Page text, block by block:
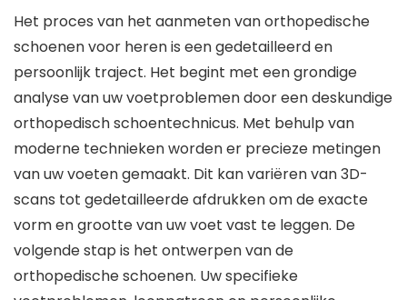
Het proces van het aanmeten van orthopedische
schoenen voor heren is een gedetailleerd en
persoonlijk traject. Het begint met een grondige
analyse van uw voetproblemen door een deskundige
orthopedisch schoentechnicus. Met behulp van
moderne technieken worden er precieze metingen
van uw voeten gemaakt. Dit kan variëren van 3D-
scans tot gedetailleerde afdrukken om de exacte
vorm en grootte van uw voet vast te leggen. De
volgende stap is het ontwerpen van de
orthopedische schoenen. Uw specifieke